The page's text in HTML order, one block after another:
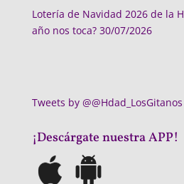
Lotería de Navidad 2026 de la
año nos toca? 30/07/2026
Tweets by @@Hdad_LosGitanos
¡Descárgate nuestra APP!